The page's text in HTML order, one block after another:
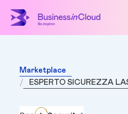
Marketplace
ESPERTO SICUREZZA